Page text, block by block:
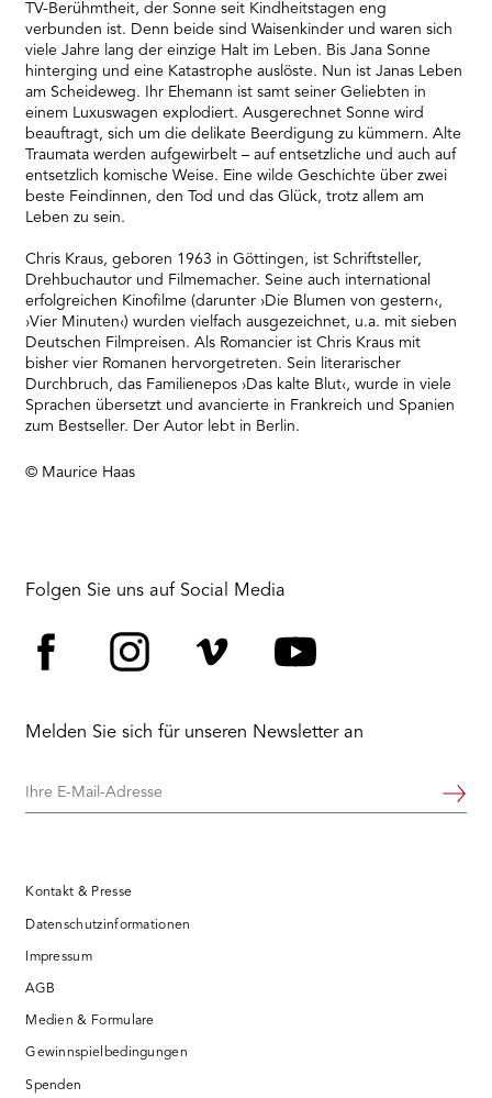
TV-Berühmtheit, der Sonne seit Kindheitstagen eng
verbunden ist. Denn beide sind Waisenkinder und waren sich
viele Jahre lang der einzige Halt im Leben. Bis Jana Sonne
hinterging und eine Katastrophe auslöste. Nun ist Janas Leben
am Scheideweg. Ihr Ehemann ist samt seiner Geliebten in
einem Luxuswagen explodiert. Ausgerechnet Sonne wird
beauftragt, sich um die delikate Beerdigung zu kümmern. Alte
Traumata werden aufgewirbelt – auf entsetzliche und auch auf
entsetzlich komische Weise. Eine wilde Geschichte über zwei
beste Feindinnen, den Tod und das Glück, trotz allem am
Leben zu sein.
Chris Kraus, geboren 1963 in Göttingen, ist Schriftsteller,
Drehbuchautor und Filmemacher. Seine auch international
erfolgreichen Kinofilme (darunter ›Die Blumen von gestern‹,
›Vier Minuten‹) wurden vielfach ausgezeichnet, u.a. mit sieben
Deutschen Filmpreisen. Als Romancier ist Chris Kraus mit
bisher vier Romanen hervorgetreten. Sein literarischer
Durchbruch, das Familienepos ›Das kalte Blut‹, wurde in viele
Sprachen übersetzt und avancierte in Frankreich und Spanien
zum Bestseller. Der Autor lebt in Berlin.
© Maurice Haas
Folgen Sie uns auf Social Media
Melden Sie sich für unseren Newsletter an
Ihre
Weiter
Kontakt & Presse
Datenschutzinformationen
Impressum
AGB
Medien & Formulare
Gewinnspielbedingungen
Spenden